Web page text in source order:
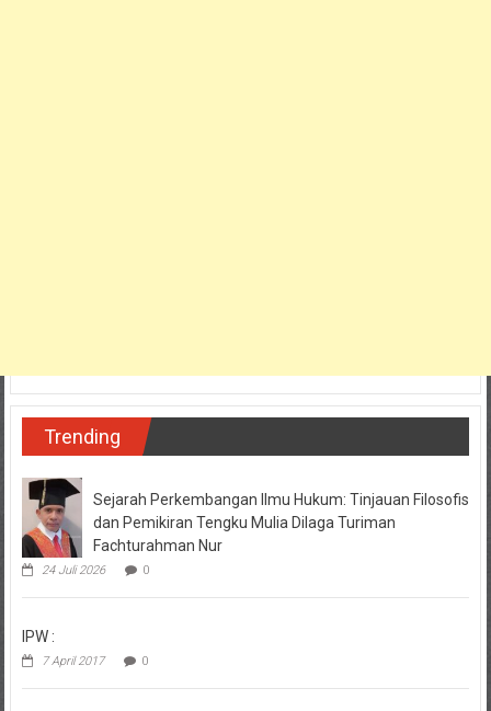
Trending
Sejarah Perkembangan Ilmu Hukum: Tinjauan Filosofis
dan Pemikiran Tengku Mulia Dilaga Turiman
Fachturahman Nur
24 Juli 2026 0
IPW :
7 April 2017 0